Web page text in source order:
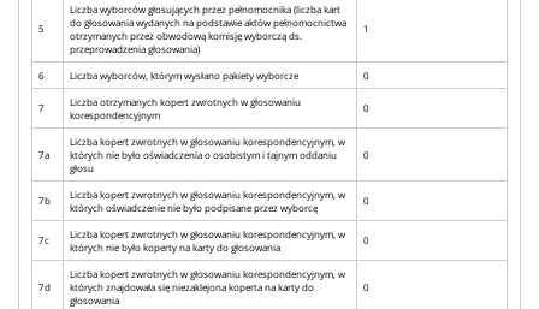
5
Liczba wyborców głosujących przez pełnomocnika (liczba kart
do głosowania wydanych na podstawie aktów pełnomocnictwa
otrzymanych przez obwodową komisję wyborczą ds.
przeprowadzenia głosowania)
1
6 Liczba wyborców, którym wysłano pakiety wyborcze 0
7
Liczba otrzymanych kopert zwrotnych w głosowaniu
korespondencyjnym
0
7a
Liczba kopert zwrotnych w głosowaniu korespondencyjnym, w
których nie było oświadczenia o osobistym i tajnym oddaniu
głosu
0
7b
Liczba kopert zwrotnych w głosowaniu korespondencyjnym, w
których oświadczenie nie było podpisane przez wyborcę
0
7c
Liczba kopert zwrotnych w głosowaniu korespondencyjnym, w
których nie było koperty na karty do głosowania
0
7d
Liczba kopert zwrotnych w głosowaniu korespondencyjnym, w
których znajdowała się niezaklejona koperta na karty do
głosowania
0